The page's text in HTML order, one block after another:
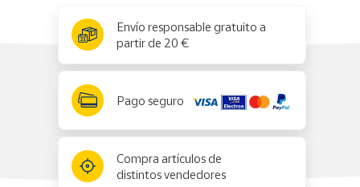
Envío responsable gratuito a
partir de 20 €
Pago seguro
Compra artículos de
distintos vendedores